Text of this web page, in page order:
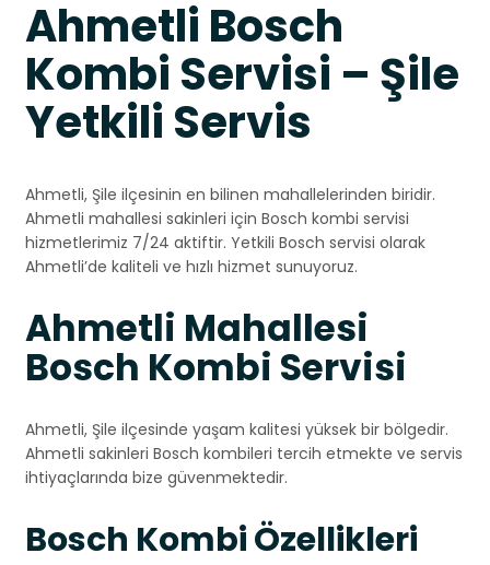
Ahmetli Bosch
Kombi Servisi – Şile
Yetkili Servis
Ahmetli, Şile ilçesinin en bilinen mahallelerinden biridir.
Ahmetli mahallesi sakinleri için Bosch kombi servisi
hizmetlerimiz 7/24 aktiftir. Yetkili Bosch servisi olarak
Ahmetli’de kaliteli ve hızlı hizmet sunuyoruz.
Ahmetli Mahallesi
Bosch Kombi Servisi
Ahmetli, Şile ilçesinde yaşam kalitesi yüksek bir bölgedir.
Ahmetli sakinleri Bosch kombileri tercih etmekte ve servis
ihtiyaçlarında bize güvenmektedir.
Bosch Kombi Özellikleri